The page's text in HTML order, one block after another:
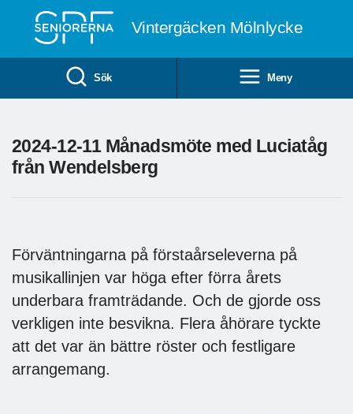
Vintergäcken Mölnlycke
Sök Meny
2024-12-11 Månadsmöte med Luciatåg
från Wendelsberg
Förväntningarna på förstaårseleverna på
musikallinjen var höga efter förra årets
underbara framträdande. Och de gjorde oss
verkligen inte besvikna. Flera åhörare tyckte
att det var än bättre röster och festligare
arrangemang.